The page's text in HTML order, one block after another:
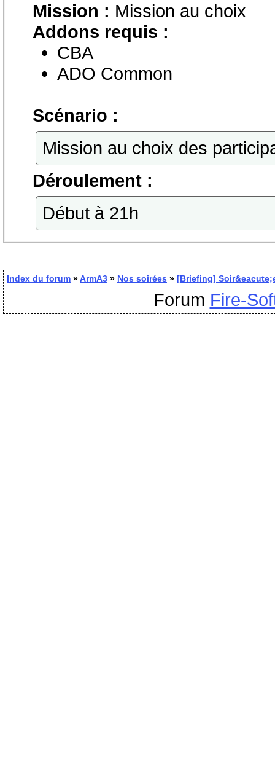
Mission : Mission au choix
Addons requis :
CBA
ADO Common
Scénario :
Mission au choix des
Déroulement :
Début à 21h
Index du forum »ArmA3 » Nos soirées » [Briefing]
Forum Fire-